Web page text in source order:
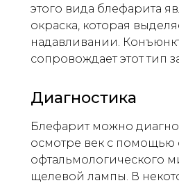
этого вида блефарита
окраска, которая
надавливании.
сопровождает этот тип
Диагностика
Блефарит можно
осмотре век с помощью
офтальмологического
щелевой лампы. В